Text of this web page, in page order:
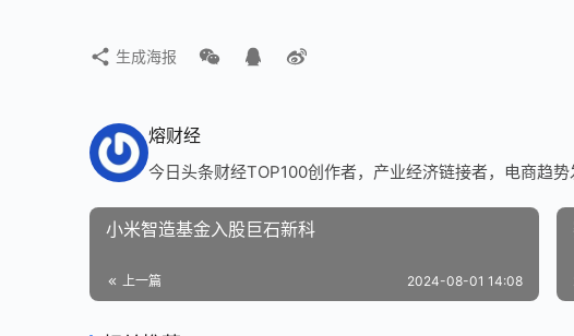
生成海报
熔财经
今日头条财经TOP100创作者，产业经济链接者，电商趋势
小米智造基金入股巨石新科
上一篇 2024-08-01 14:08